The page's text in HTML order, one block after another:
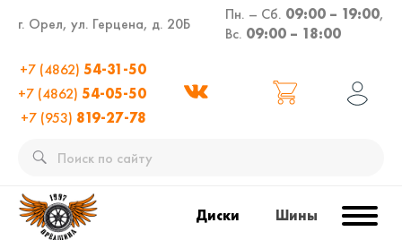
г. Орел, ул. Герцена, д. 20Б
Пн. – Сб. 09:00 – 19:00,
Вс. 09:00 – 18:00
+7 (4862) 54-31-50
+7 (4862) 54-05-50
+7 (953) 819-27-78
Диски Шины